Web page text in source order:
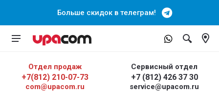
Больше скидок в телеграм!
Отдел продаж
+7(812) 210-07-73
com@upacom.ru
Сервисный отдел
+7 (812) 426 37 30
service@upacom.ru